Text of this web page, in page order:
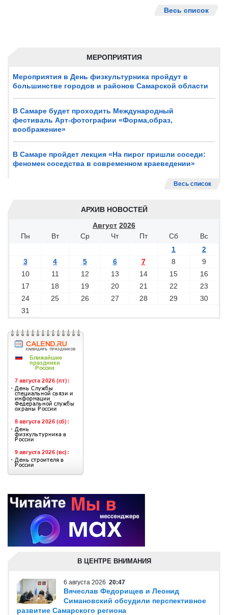
МЕРОПРИЯТИЯ
Мероприятия в День физкультурника пройдут в
большинстве городов и районов Самарской области
В Самаре будет проходить Международный
фестиваль Арт-фотографии «Форма,образ,
воображение»
В Самаре пройдет лекция «На пирог пришли соседи:
феномен соседства в современном краеведении»
Весь список
АРХИВ НОВОСТЕЙ
Август 2026
Пн
Вт Ср Чт Пт Сб
Вс
1
2
3
4 5 6 7 8
9
10
11 12 13 14 15
16
17
18 19 20 21 22
23
24
25 26 27 28 29
30
31
Весь список
В ЦЕНТРЕ ВНИМАНИЯ
6 августа 2026 20:47
Вячеслав Федорищев и Леонид
Симановский обсудили перспективное
развитие Самарского региона